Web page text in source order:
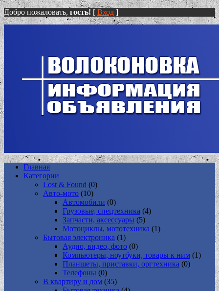
Добро пожаловать, гость! [ Вход ]
Главная
Категории
Lost & Found (0)
Авто-мото (10)
Автомобили (0)
Грузовые, спецтехника (4)
Запчасти, аксессуары (5)
Мотоциклы, мототехника (1)
Бытовая электроника (1)
Аудио, видео, фото (0)
Компьютеры, ноутбуки, товары к ним (1)
Планшеты, приставки, оргтехника (0)
Телефоны (0)
В квартиру и дом (35)